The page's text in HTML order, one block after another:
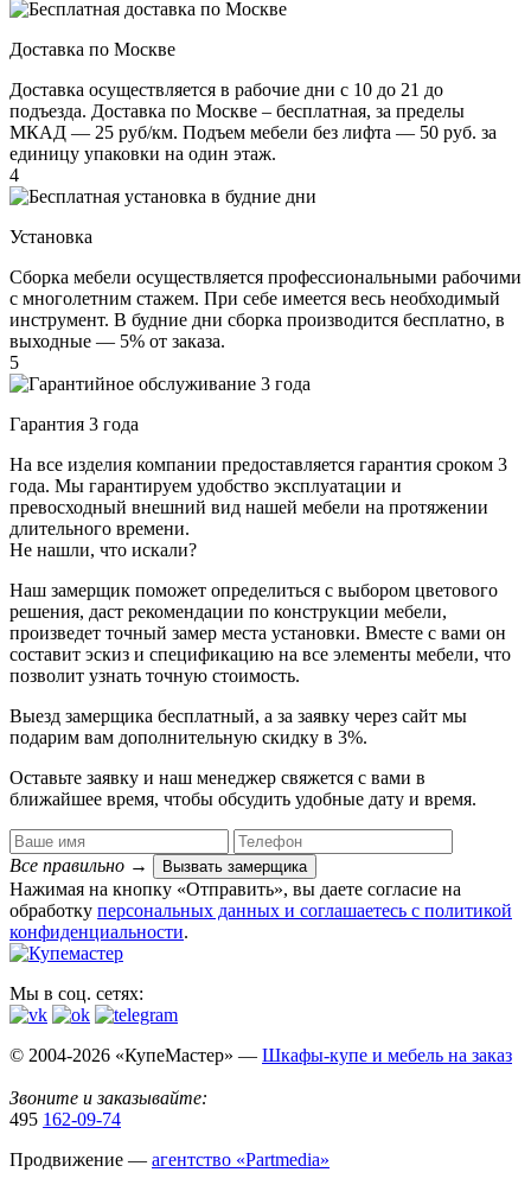
Доставка по Москве
Доставка осуществляется в рабочие дни с 10 до 21 до
подъезда. Доставка по Москве – бесплатная, за пределы
МКАД — 25 руб/км. Подъем мебели без лифта — 50 руб. за
единицу упаковки на один этаж.
4
Установка
Сборка мебели осуществляется профессиональными рабочими
с многолетним стажем. При себе имеется весь необходимый
инструмент. В будние дни сборка производится бесплатно, в
выходные — 5% от заказа.
5
Гарантия 3 года
На все изделия компании предоставляется гарантия сроком 3
года. Мы гарантируем удобство эксплуатации и
превосходный внешний вид нашей мебели на протяжении
длительного времени.
Не нашли, что искали?
Наш замерщик поможет определиться с выбором цветового
решения, даст рекомендации по конструкции мебели,
произведет точный замер места установки. Вместе с вами он
составит эскиз и спецификацию на все элементы мебели, что
позволит узнать точную стоимость.
Выезд замерщика бесплатный, а за заявку через сайт мы
подарим вам дополнительную скидку в 3%.
Оставьте заявку и наш менеджер свяжется с вами в
ближайшее время, чтобы обсудить удобные дату и время.
Все правильно → Вызвать замерщика
Нажимая на кнопку «Отправить», вы даете согласие на
обработку персональных данных​ и соглашаетесь c политикой
конфиденциальности.
Мы в соц. сетях:
© 2004-2026 «КупеМастер» — Шкафы-купе и мебель на заказ
Звоните и заказывайте:
495 162-09-74
Продвижение — агентство «Partmedia»